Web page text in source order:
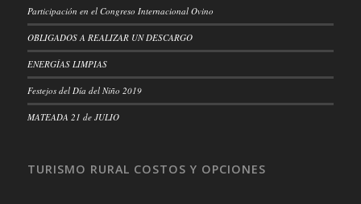
Participación en el Congreso Internacional Ovino
OBLIGADOS A REALIZAR UN DESCARGO
ENERGÍAS LIMPIAS
Festejos del Día del Niño 2019
MATEADA 21 de JULIO
TURISMO RURAL COSTOS Y OPCIONES